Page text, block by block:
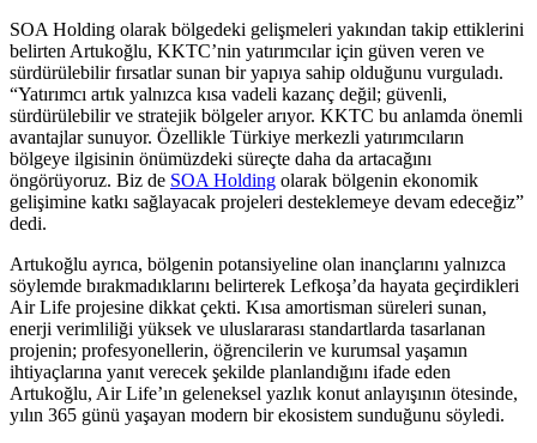
SOA Holding olarak bölgedeki gelişmeleri yakından takip ettiklerini
belirten Artukoğlu, KKTC’nin yatırımcılar için güven veren ve
sürdürülebilir fırsatlar sunan bir yapıya sahip olduğunu vurguladı.
“Yatırımcı artık yalnızca kısa vadeli kazanç değil; güvenli,
sürdürülebilir ve stratejik bölgeler arıyor. KKTC bu anlamda önemli
avantajlar sunuyor. Özellikle Türkiye merkezli yatırımcıların
bölgeye ilgisinin önümüzdeki süreçte daha da artacağını
öngörüyoruz. Biz de SOA Holding olarak bölgenin ekonomik
gelişimine katkı sağlayacak projeleri desteklemeye devam edeceğiz”
dedi.
Artukoğlu ayrıca, bölgenin potansiyeline olan inançlarını yalnızca
söylemde bırakmadıklarını belirterek Lefkoşa’da hayata geçirdikleri
Air Life projesine dikkat çekti. Kısa amortisman süreleri sunan,
enerji verimliliği yüksek ve uluslararası standartlarda tasarlanan
projenin; profesyonellerin, öğrencilerin ve kurumsal yaşamın
ihtiyaçlarına yanıt verecek şekilde planlandığını ifade eden
Artukoğlu, Air Life’ın geleneksel yazlık konut anlayışının ötesinde,
yılın 365 günü yaşayan modern bir ekosistem sunduğunu söyledi.